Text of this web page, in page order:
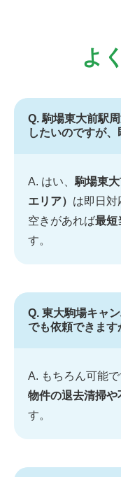
よ
Q. 駒場東大前駅
したいのですが
A. はい、 駒場東
エリア） は即日対
空きがあれば最短
す。
Q. 東大駒場キャ
でも依頼できます
A. もちろん可能で
物件の退去清掃や
す。